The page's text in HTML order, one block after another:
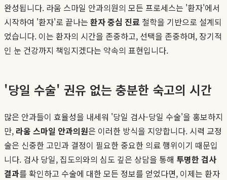
완성됩니다. 라움 스마일 안과의원의 모든 프로세스는 '환자'에서
시작하여 '환자'로 끝나는 환자 중심 진료 철학을 기반으로 설계되
었습니다. 이는 환자의 시간을 존중하고, 선택을 존중하며, 장기적
인 눈 건강까지 책임지겠다는 약속의 표현입니다.
'당일 수술' 권유 없는 충분한 숙고의 시간
많은 안과들이 효율성을 내세워 '당일 검사-당일 수술'을 홍보하지
만, 라움 스마일 안과의원은 이러한 방식을 지양합니다. 시력 교정
술은 신중한 고민과 결정이 필요한 중요한 의료 행위이기 때문입
니다. 검사 당일, 집도의와의 심도 깊은 상담을 통해 투명한 검사
결과를 확인하고 수술에 대한 모든 정보를 얻었다면, 이제는 환자